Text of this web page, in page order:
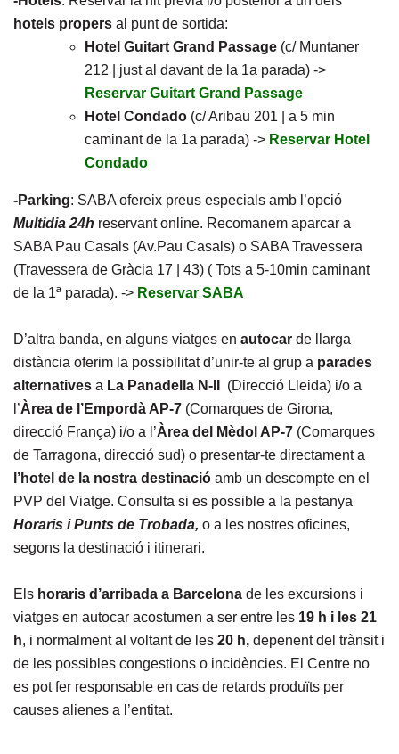
hotels propers al punt de sortida:
Hotel Guitart Grand Passage (c/ Muntaner
212 | just al davant de la 1a parada) ->
Reservar Guitart Grand Passage
Hotel Condado (c/ Aribau 201 | a 5 min
caminant de la 1a parada) -> Reservar Hotel
Condado
-Parking: SABA ofereix preus especials amb l’opció
Multidia 24h reservant online. Recomanem aparcar a
SABA Pau Casals (Av.Pau Casals) o SABA Travessera
(Travessera de Gràcia 17 | 43) ( Tots a 5-10min caminant
de la 1ª parada). -> Reservar SABA
D’altra banda, en alguns viatges en autocar de llarga
distància oferim la possibilitat d’unir-te al grup a parades
alternatives a La Panadella N-II (Direcció Lleida) i/o a
l’Àrea de l’Empordà AP-7 (Comarques de Girona,
direcció França) i/o a l’Àrea del Mèdol AP-7 (Comarques
de Tarragona, direcció sud) o presentar-te directament a
l’hotel de la nostra destinació amb un descompte en el
PVP del Viatge. Consulta si es possible a la pestanya
Horaris i Punts de Trobada, o a les nostres oficines,
segons la destinació i itinerari.
Els horaris d’arribada a Barcelona de les excursions i
viatges en autocar acostumen a ser entre les 19 h i les 21
h, i normalment al voltant de les 20 h, depenent del trànsit i
de les possibles congestions o incidències. El Centre no
es pot fer responsable en cas de retards produïts per
causes alienes a l’entitat.